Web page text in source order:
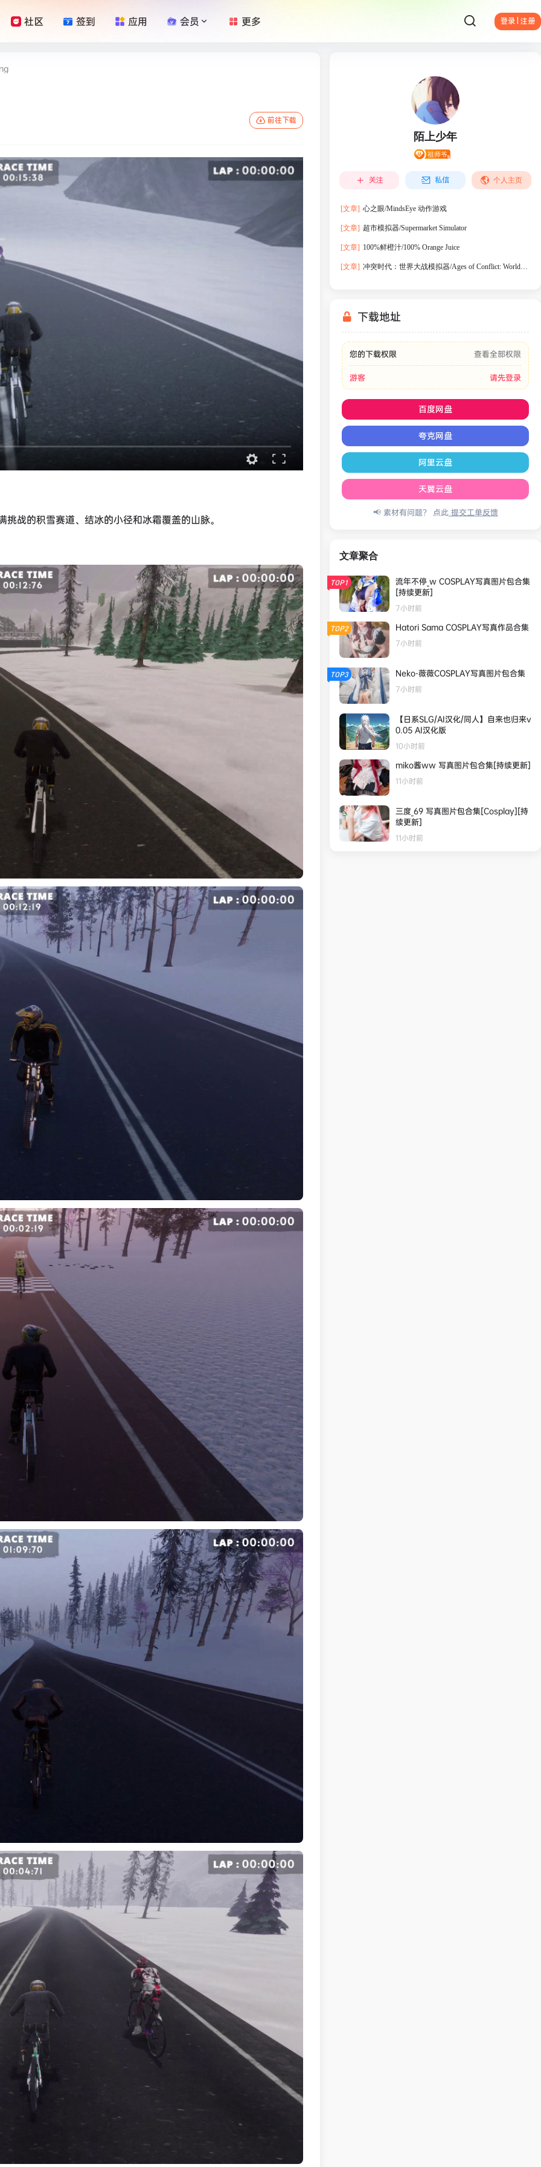
登录 | 注册
社区 签到 应用 会员 更多
前往下载
战的积雪赛道、结冰的小径和冰霜覆盖的山脉。
陌上少年
关注 私信 个人主页
[文章] 心之眼/MindsEye 动作‎游戏
[文章] 超市模拟器/Supermarket Simulator
[文章] 100%鲜橙汁/100% Orange Juice
[文章] 冲突时代：世界大战模拟器/Ages of Conflict: World
下载地址
您的下载权限 查看全部权限
游客 请先登录
百度网盘
夸克网盘
阿里云盘
天翼云盘
📢 素材有问题？ 点此提交工单反馈
文章聚合
TOP1
流年不停_w COSPLAY写真图片包合集
[持续更新]
7小时前
TOP2 Hatori Sama COSPLAY写真作品合集
7小时前
TOP3 Neko-薇薇COSPLAY写真图片包合集
7小时前
【日系SLG/AI汉化/同人】自来也归来v
0.05 AI汉化版
10小时前
miko酱ww 写真图片包合集[持续更新]
11小时前
三度_69 写真图片包合集[Cosplay][持
续更新]
11小时前